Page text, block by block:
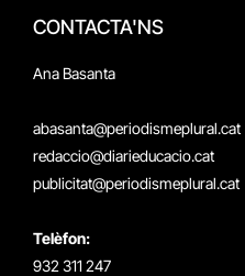
CONTACTA'NS
Ana Basanta
abasanta@periodismeplural.cat
redaccio@diarieducacio.cat
publicitat@periodismeplural.cat
Telèfon:
932 311 247